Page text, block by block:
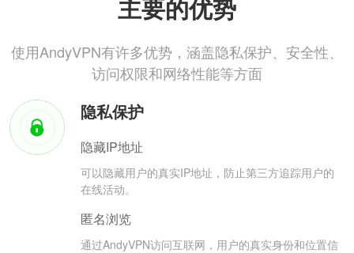
主要的优势
使用AndyVPN有许多优势，涵盖隐私保护、安全性、
访问权限和网络性能等方面
隐私保护
隐藏IP地址
可以隐藏用户的真实IP地址，防止第三方追踪用户的
在线活动。
匿名浏览
通过AndyVPN访问互联网，用户的真实身份和位置信